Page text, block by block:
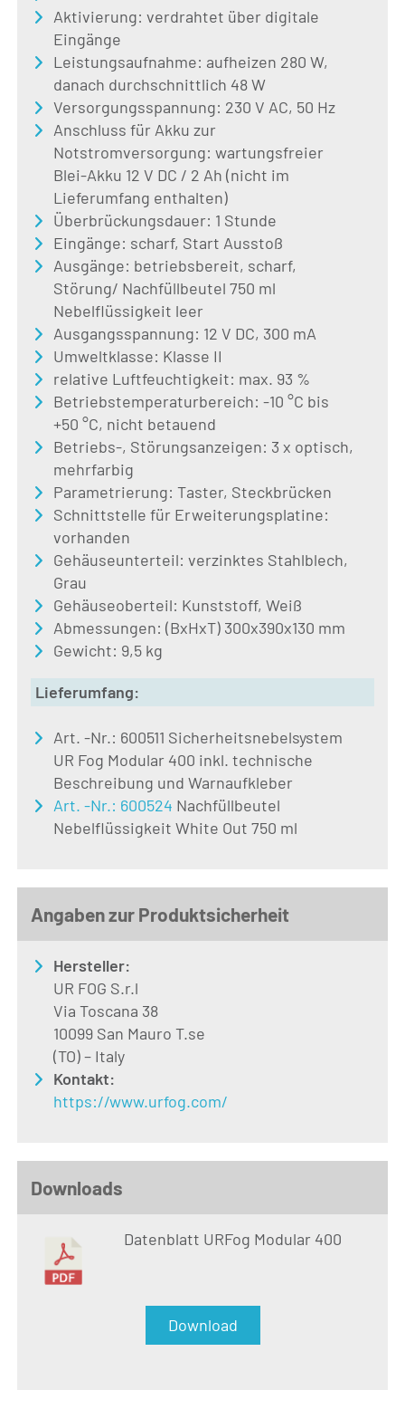
Aktivierung: verdrahtet über digitale
Eingänge
Leistungsaufnahme: aufheizen 280 W,
danach durchschnittlich 48 W
Versorgungsspannung: 230 V AC, 50 Hz
Anschluss für Akku zur
Notstromversorgung: wartungsfreier
Blei-Akku 12 V DC / 2 Ah (nicht im
Lieferumfang enthalten)
Überbrückungsdauer: 1 Stunde
Eingänge: scharf, Start Ausstoß
Ausgänge: betriebsbereit, scharf,
Störung/ Nachfüllbeutel 750 ml
Nebelflüssigkeit leer
Ausgangsspannung: 12 V DC, 300 mA
Umweltklasse: Klasse II
relative Luftfeuchtigkeit: max. 93 %
Betriebstemperaturbereich: -10 °C bis
+50 °C, nicht betauend
Betriebs-, Störungsanzeigen: 3 x optisch,
mehrfarbig
Parametrierung: Taster, Steckbrücken
Schnittstelle für Erweiterungsplatine:
vorhanden
Gehäuseunterteil: verzinktes Stahlblech,
Grau
Gehäuseoberteil: Kunststoff, Weiß
Abmessungen: (BxHxT) 300x390x130 mm
Gewicht: 9,5 kg
Lieferumfang:
Art. -Nr.: 600511 Sicherheitsnebelsystem
UR Fog Modular 400 inkl. technische
Beschreibung und Warnaufkleber
Art. -Nr.: 600524 Nachfüllbeutel
Nebelflüssigkeit White Out 750 ml
Angaben zur Produktsicherheit
Hersteller:
UR FOG S.r.l
Via Toscana 38
10099 San Mauro T.se
(TO) – Italy
Kontakt:
https://www.urfog.com/
Downloads
Datenblatt URFog Modular 400
Download